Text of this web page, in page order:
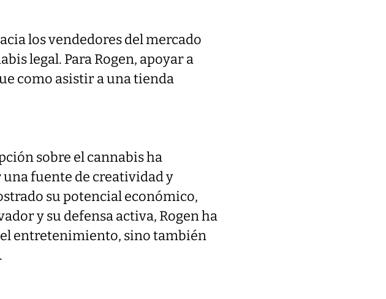
los vendedores del mercado
legal. Para Rogen, apoyar a
como asistir a una tienda
sobre el cannabis ha
una fuente de creatividad y
su potencial económico,
y su defensa activa, Rogen ha
entretenimiento, sino también